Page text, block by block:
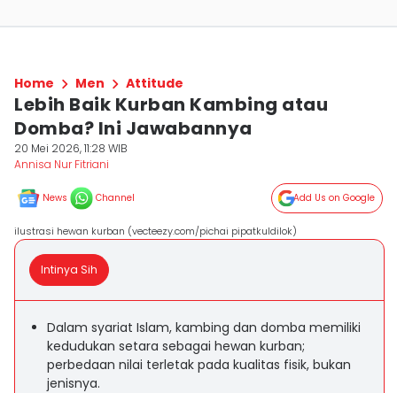
Home Men Attitude
Lebih Baik Kurban Kambing atau
Domba? Ini Jawabannya
20 Mei 2026, 11:28 WIB
Annisa Nur Fitriani
News Channel Add Us on Google
ilustrasi hewan kurban (vecteezy.com/pichai pipatkuldilok)
Intinya Sih
Dalam syariat Islam, kambing dan domba memiliki
kedudukan setara sebagai hewan kurban;
perbedaan nilai terletak pada kualitas fisik, bukan
jenisnya.